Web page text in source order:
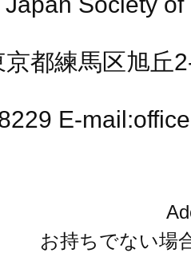
都練馬区旭丘
E-
お持ちでない場